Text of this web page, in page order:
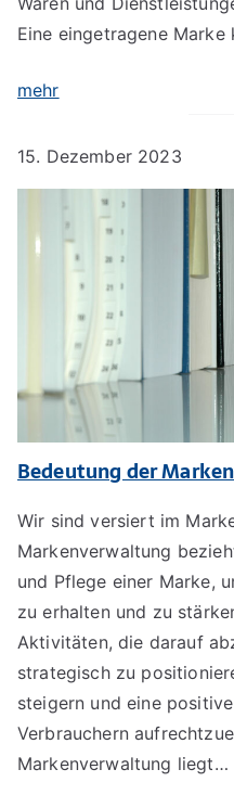
Eine eingetragene Marke
mehr
15. Dezember 2023
Bedeutung der
Wir sind versiert im
Markenverwaltung
und Pflege einer Marke,
zu erhalten und zu
Aktivitäten, die darauf
strategisch zu
steigern und eine
Verbrauchern
Markenverwaltung liegt…